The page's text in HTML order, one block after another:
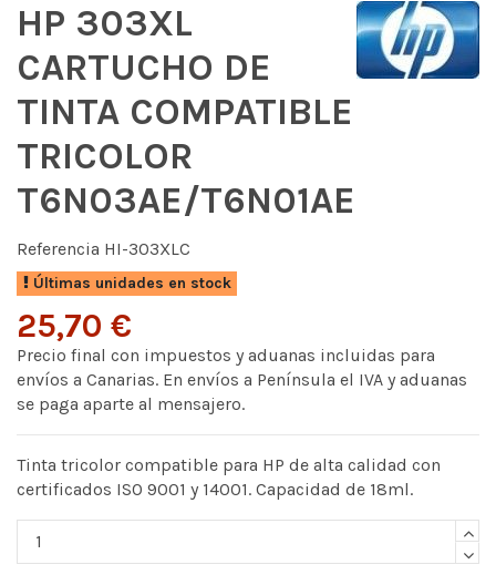
HP 303XL
CARTUCHO DE
TINTA COMPATIBLE
TRICOLOR
T6N03AE/T6N01AE
Referencia HI-303XLC
Últimas unidades en stock
25,70 €
Precio final con impuestos y aduanas incluidas para
envíos a Canarias. En envíos a Península el IVA y aduanas
se paga aparte al mensajero.
Tinta tricolor compatible para HP de alta calidad con
certificados ISO 9001 y 14001. Capacidad de 18ml.